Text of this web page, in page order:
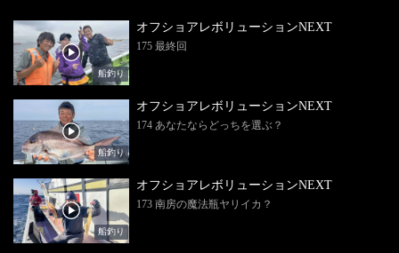
船釣り
オフショアレボリューションNEXT
175 最終回
船釣り
オフショアレボリューションNEXT
174 あなたならどっちを選ぶ？
船釣り
オフショアレボリューションNEXT
173 南房の魔法瓶ヤリイカ？